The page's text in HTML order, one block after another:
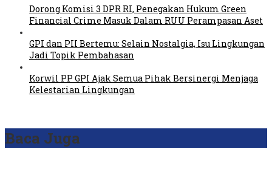
Dorong Komisi 3 DPR RI, Penegakan Hukum Green
Financial Crime Masuk Dalam RUU Perampasan Aset
GPI dan PII Bertemu: Selain Nostalgia, Isu Lingkungan
Jadi Topik Pembahasan
Korwil PP GPI Ajak Semua Pihak Bersinergi Menjaga
Kelestarian Lingkungan
Baca Juga